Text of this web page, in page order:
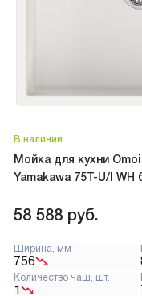
В наличии
Мойка для кухни
Yamakawa 75T-U/I WH
58 588 руб.
Ширина, мм
756
Количество чаш, шт.
1